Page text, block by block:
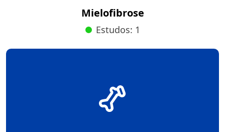
Mielofibrose
Estudos: 1